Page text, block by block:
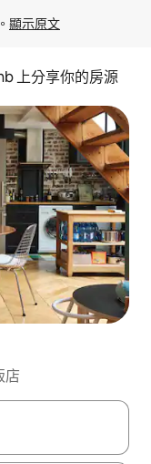
顯示原文
上分享你的房源
店
，或輕點、滑動裝置。